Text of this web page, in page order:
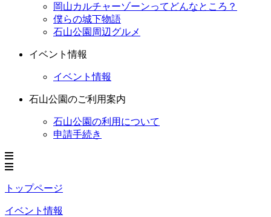
岡山カルチャーゾーンってどんなところ？
僕らの城下物語
石山公園周辺グルメ
イベント情報
イベント情報
石山公園のご利用案内
石山公園の利用について
申請手続き
トップページ
イベント情報